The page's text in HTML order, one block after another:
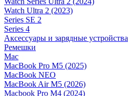
Watch Ultra 2 (2023)
Series SE 2
Series 4
Аксессуары и зарядные устройства
Ремешки
Mac
MacBook Pro M5 (2025)
MacBook NEO
MacBook Air M5 (2026)
Macbook Pro M4 (2024)